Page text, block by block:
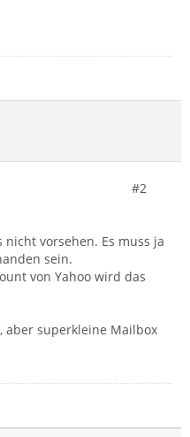
#2
vorsehen. Es muss ja
sein.
von Yahoo wird das
aber superkleine Mailbox